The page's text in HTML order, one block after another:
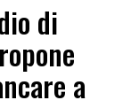
di
a